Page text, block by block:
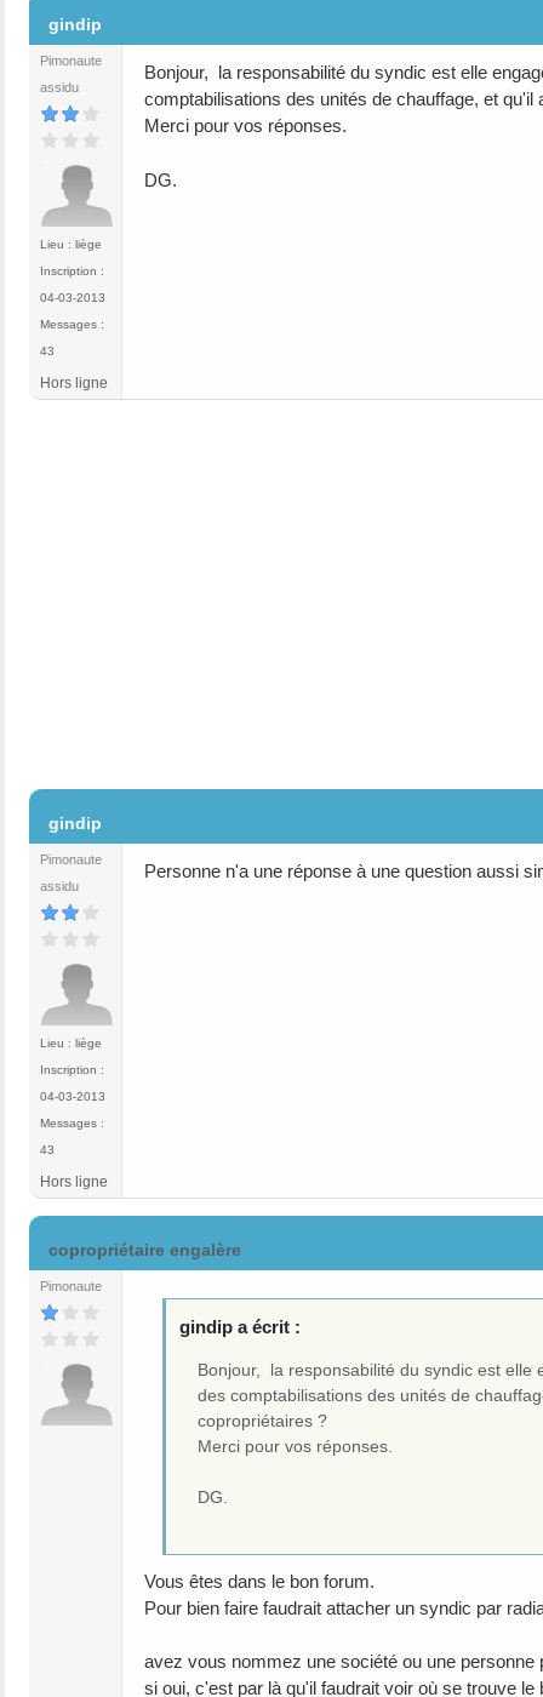
gindip
Pimonaute
assidu
Lieu : liège
Inscription :
04-03-2013
Messages :
43
Bonjour, la responsabilité du syndic est elle
comptabilisations des unités de chauffage, et
Merci pour vos réponses.
DG.
Hors ligne
gindip
Pimonaute
assidu
Lieu : liège
Inscription :
04-03-2013
Messages :
43
Personne n'a une réponse à une question aussi
Hors ligne
copropriétaire engalère
Pimonaute
gindip a écrit :
Bonjour, la responsabilité du syndic est
des comptabilisations des unités de
copropriétaires ?
Merci pour vos réponses.
DG.
Vous êtes dans le bon forum.
Pour bien faire faudrait attacher un syndic par
avez vous nommez une société ou une personne
si oui, c'est par là qu'il faudrait voir où se trouve